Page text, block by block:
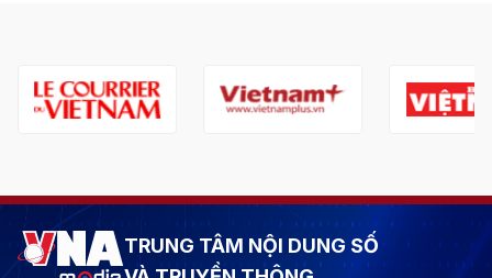
TRUNG TÂM NỘI DUNG SỐ